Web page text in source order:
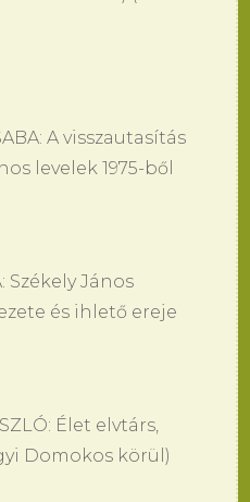
A visszautasítás
levelek 1975-ből
Székely János
és ihlető ereje
Élet elvtárs,
Domokos körül)